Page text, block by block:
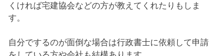
くければ宅建協会などの方が教えてくれたりもしま
す。
自分でするのが面倒な場合は行政書士に依頼して申請